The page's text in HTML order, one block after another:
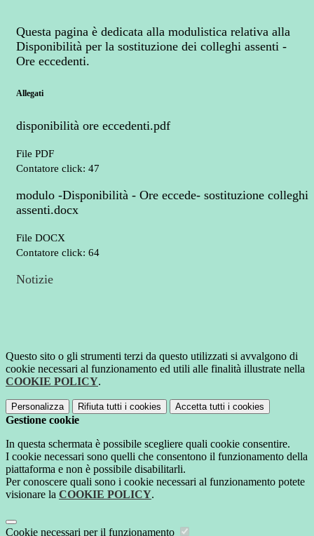
Questa pagina è dedicata alla modulistica relativa alla
Disponibilità per la sostituzione dei colleghi assenti -
Ore eccedenti.
Allegati
disponibilità ore eccedenti.pdf
File PDF
Contatore click: 47
modulo -Disponibilità - Ore eccede- sostituzione colleghi
assenti.docx
File DOCX
Contatore click: 64
Notizie
Questo sito o gli strumenti terzi da questo utilizzati si avvalgono di
cookie necessari al funzionamento ed utili alle finalità illustrate nella
COOKIE POLICY.
Personalizza Rifiuta tutti i cookies Accetta tutti i cookies
Gestione cookie
In questa schermata è possibile scegliere quali cookie consentire.
I cookie necessari sono quelli che consentono il funzionamento della
piattaforma e non è possibile disabilitarli.
Per conoscere quali sono i cookie necessari al funzionamento potete
visionare la COOKIE POLICY.
Cookie necessari per il funzionamento